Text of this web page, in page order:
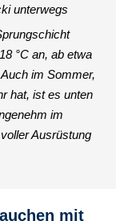
unterwegs
°C an, ab etwa
im Sommer,
hat, ist es unten
im
Ausrüstung
mit